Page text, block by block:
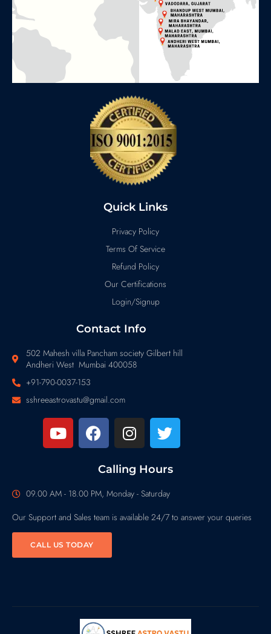
Quick Links
Privacy Policy
Terms Of Service
Refund Policy
Our Certifications
Login/Signup
Contact Info
502 Mahesh villa Pancham society Gilbert hill
Andheri West Mumbai 400058
+91-790-0037-153
sshreeastrovastu@gmail.com
Calling Hours
09.00 AM - 18.00 PM, Monday - Saturday
Our Support and Sales team is available 24/7 to answer your queries
CALL US TODAY